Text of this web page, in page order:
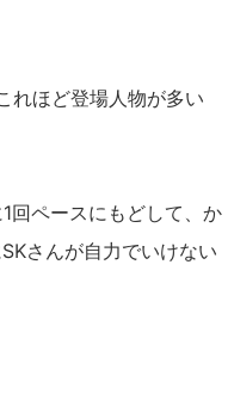
れほど登場人物が多い
回ペースにもどして、か
さんが自力でいけない